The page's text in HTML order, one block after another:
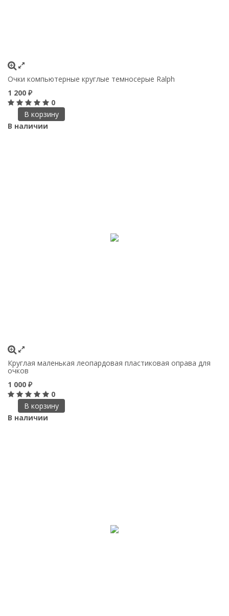
Очки компьютерные круглые темносерые Ralph
1 200 ₽
0
В корзину
В наличии
Круглая маленькая леопардовая пластиковая оправа для
очков
1 000 ₽
0
В корзину
В наличии